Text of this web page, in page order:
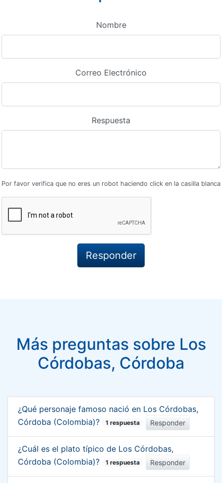
Nombre
Correo Electrónico
Respuesta
Por favor verifica que no eres un robot haciendo click en la casilla blanca
Más preguntas sobre Los
Córdobas, Córdoba
¿Qué personaje famoso nació en Los Córdobas,
Córdoba (Colombia)?
1 respuesta Responder
¿Cuál es el plato típico de Los Córdobas,
Córdoba (Colombia)?
1 respuesta Responder